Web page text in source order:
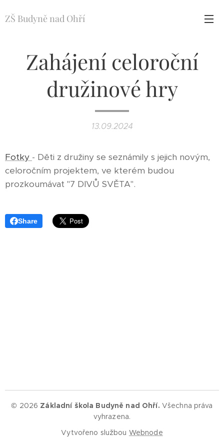
ZŠ Budyně nad Ohří
Zahájení celoroční
družinové hry
13.09.2024
Fotky - Děti z družiny se seznámily s jejich novým,
celoročním projektem, ve kterém budou
prozkoumávat "7 DIVŮ SVĚTA".
Share
© 2026 Základní škola Budyně nad Ohří. Všechna práva
vyhrazena.
Vytvořeno službou Webnode